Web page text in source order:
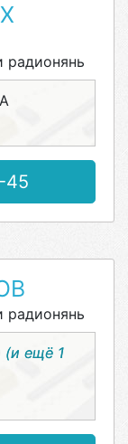
радионянь
45
радионянь
(и ещё 1